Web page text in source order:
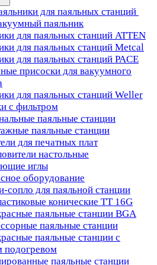
для паяльных станций
паяльник
для паяльных станций ATTEN
для паяльных станций Metcal
для паяльных станций PACE
присоски для вакуумного
для паяльных станций Weller
с фильтром
паяльные станции
паяльные станции
для печатных плат
настольные
иглы
оборудование
сопло для паяльной станции
конические TT 16G
паяльные станции BGA
паяльные станции
паяльные станции с
подогревом
паяльные станции